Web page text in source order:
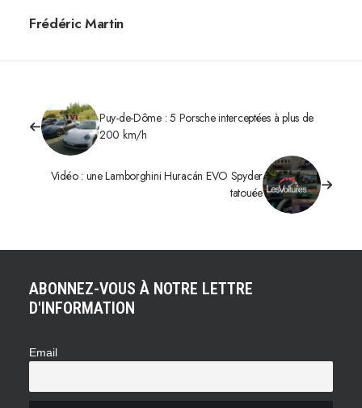
Frédéric Martin
Puy-de-Dôme : 5 Porsche interceptées à plus de
200 km/h
Vidéo : une Lamborghini Huracán EVO Spyder
tatouée
ABONNEZ-VOUS À NOTRE LETTRE
D'INFORMATION
Email